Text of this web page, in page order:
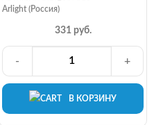
Arlight (Россия)
331 руб.
В КОРЗИНУ
- +